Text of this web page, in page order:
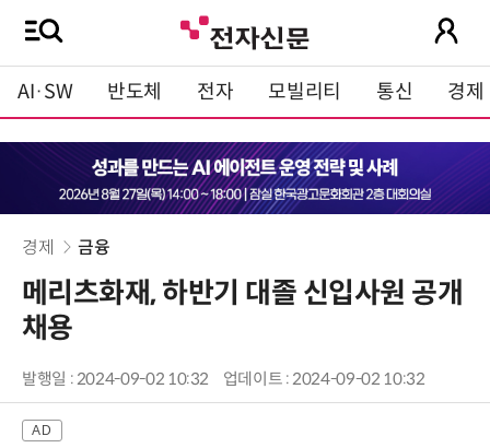
AI·SW 반도체 전자 모빌리티 통신 경제
경제 금융
메리츠화재, 하반기 대졸 신입사원 공개
채용
발행일 : 2024-09-02 10:32 업데이트 : 2024-09-02 10:32